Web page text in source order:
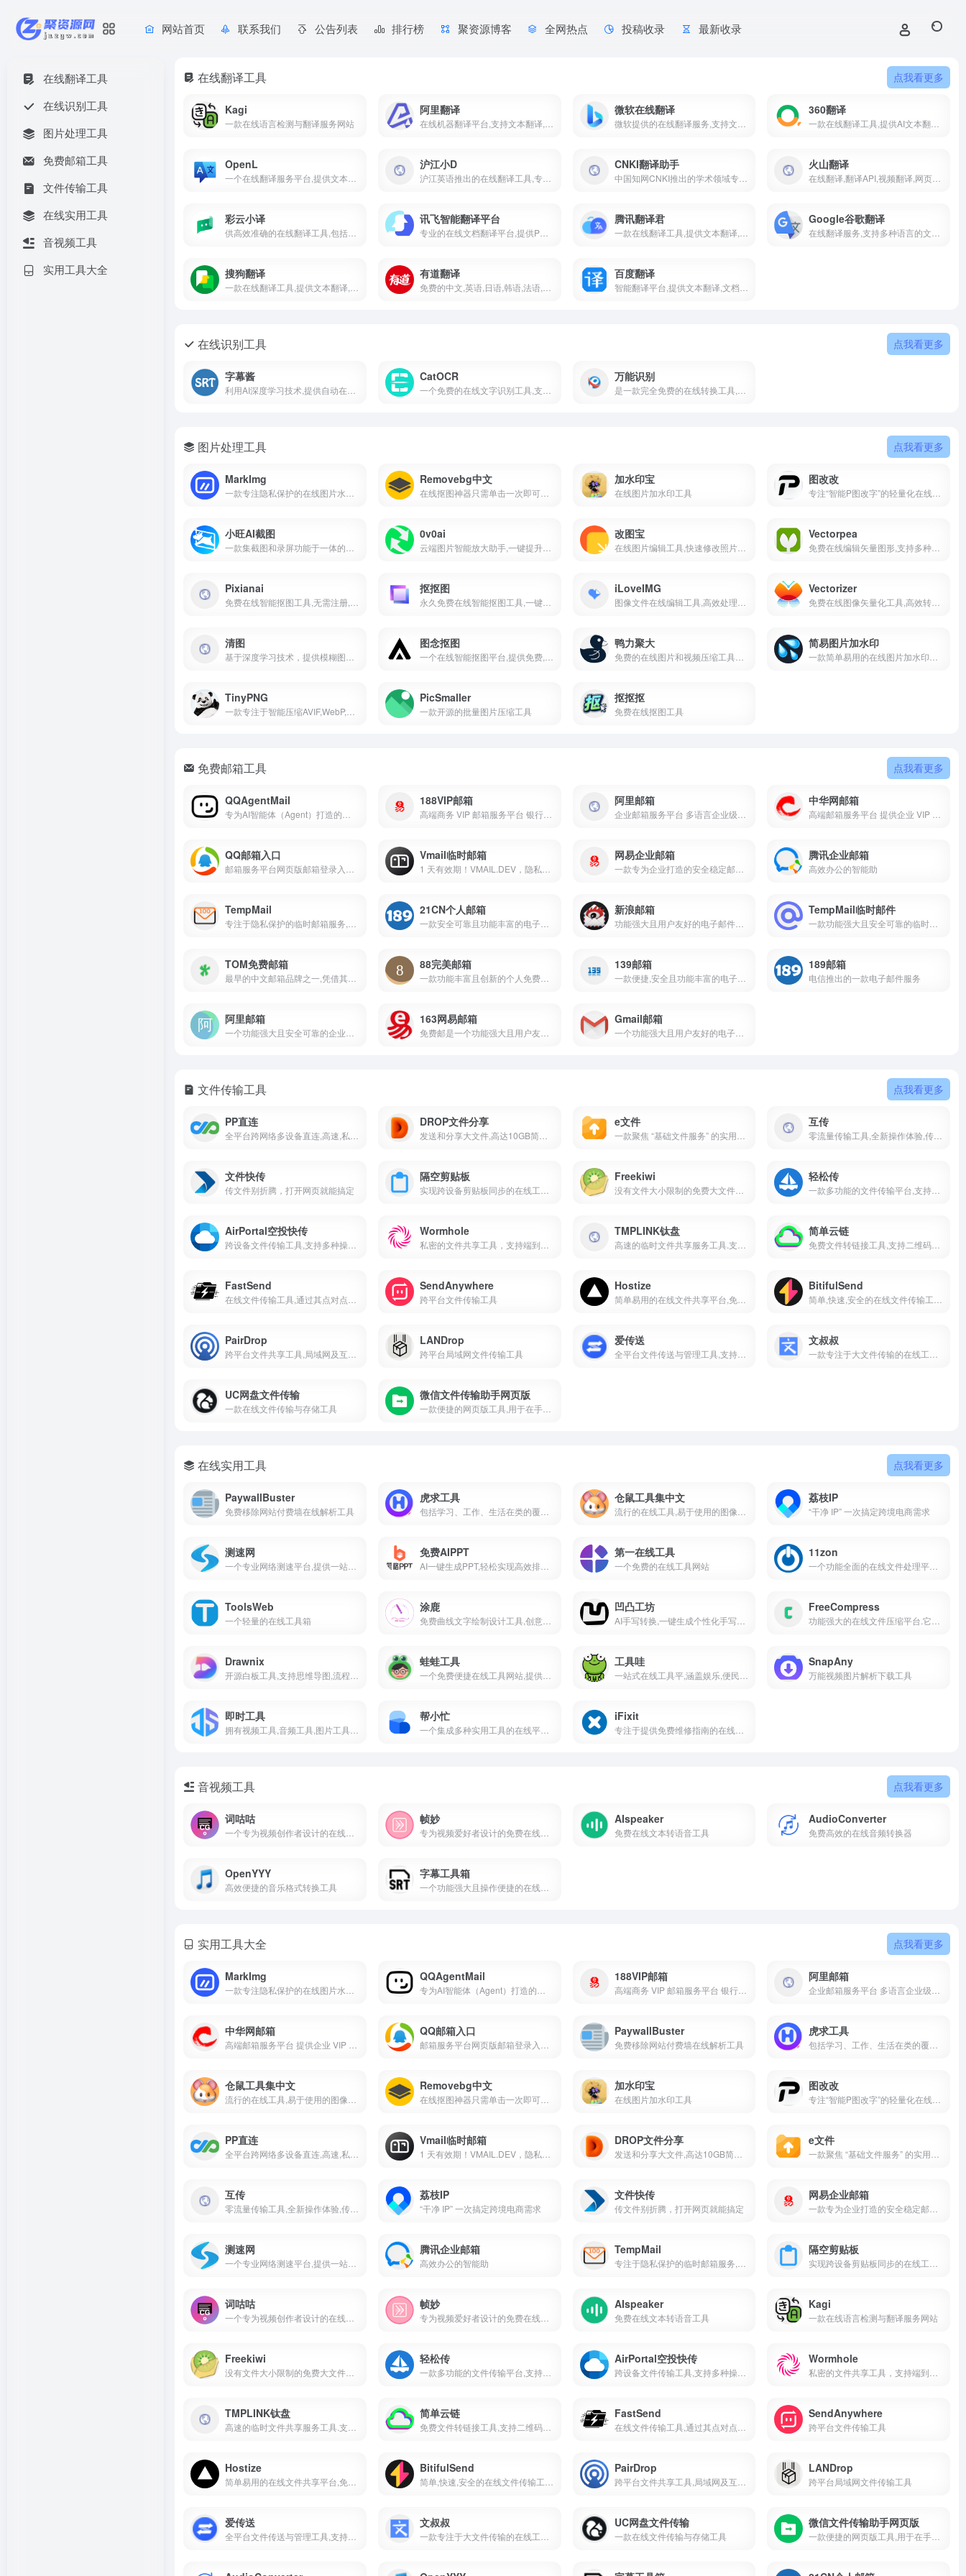
网站首页 联系我们 公告列表 排行榜 聚资源博客 全网热点 投稿收录 最新收录
在线翻译工具
在线识别工具
图片处理工具
免费邮箱工具
文件传输工具
在线实用工具
音视频工具
实用工具大全
在线翻译工具 点我看更多
Kagi
一款在线语言检测与翻译服务网站
阿里翻译 微软在线翻译 360翻译
OpenL 沪江小D
沪江英语推出的在线翻译工具,专注于提供多语种的全文翻译服务
CNKI翻译助手
中国知网CNKI推出的学术领域专用的机器翻译工具,旨在为学术研究和专业领域提供高效,准确的翻译服务
火山翻译
彩云小译 讯飞智能翻译平台
专业的在线文档翻译平台,提供PDF/Word/Excel/PPT文件翻译,图片识别翻译,在线翻译等服务
腾讯翻译君 Google谷歌翻译
搜狗翻译 有道翻译 百度翻译
在线识别工具 点我看更多
字幕酱 CatOCR 万能识别
图片处理工具 点我看更多
MarkImg Removebg中文
在线抠图神器只需单击一次即可在5秒内自动删除图像背景
加水印宝
在线图片加水印工具
图改改
小旺AI截图 0v0ai
云端图片智能放大助手,一键提升图像清晰度免费抠图功能
改图宝
在线图片编辑工具,快速修改照片大小,尺寸与背景颜色
Vectorpea
Pixianai 抠抠图
永久免费在线智能抠图工具,一键抠图无水印
iLoveIMG Vectorizer
清图 图念抠图 鸭力聚大 简易图片加水印
TinyPNG PicSmaller
一款开源的批量图片压缩工具
抠抠抠
免费在线抠图工具
免费邮箱工具 点我看更多
QQAgentMail 188VIP邮箱
高端商务 VIP 邮箱服务平台 银行级安全防护 50 项实用特权 适配精英人士商务办公高效邮件需求
阿里邮箱 中华网邮箱
QQ邮箱入口 Vmail临时邮箱 网易企业邮箱
一款专为企业打造的安全稳定邮箱服务
腾讯企业邮箱
高效办公的智能助
TempMail 21CN个人邮箱
一款安全可靠且功能丰富的电子邮件服务,特别适合注重隐私保护和邮件安全的用户
新浪邮箱
功能强大且用户友好的电子邮件服务,适合个人用户和专业人士
TempMail临时邮件
TOM免费邮箱 88完美邮箱
一款功能丰富且创新的个人免费邮箱服务
139邮箱
一款便捷,安全且功能丰富的电子邮件服务
189邮箱
电信推出的一款电子邮件服务
阿里邮箱 163网易邮箱 Gmail邮箱
一个功能强大且用户友好的电子邮件服务网站
文件传输工具 点我看更多
PP直连 DROP文件分享
发送和分享大文件,高达10GB简单文件共享平台
e文件 互传
文件快传
传文件别折腾，打开网页就能搞定
隔空剪贴板 Freekiwi
没有文件大小限制的免费大文件传输服务工具,支持断点续传和端到端加密
轻松传
AirPortal空投快传 Wormhole TMPLINK钛盘 简单云链
FastSend SendAnywhere
跨平台文件传输工具
Hostize BitifulSend
PairDrop LANDrop
跨平台局域网文件传输工具
爱传送
全平台文件传送与管理工具,支持多种格式
文叔叔
UC网盘文件传输
一款在线文件传输与存储工具
微信文件传输助手网页版
一款便捷的网页版工具,用于在手机和电脑之间轻松传输文件
在线实用工具 点我看更多
PaywallBuster
免费移除网站付费墙在线解析工具
虎求工具
包括学习、工作、生活在类的覆盖各行各业的实用工具生活服务、金融理财、教育学习、健康养生、实用计算、休闲娱乐六大类工具
仓鼠工具集中文 荔枝IP
“干净 IP” 一次搞定跨境电商需求
测速网 免费AIPPT
AI一键生成PPT,轻松实现高效排版与制作
第一在线工具
一个免费的在线工具网站
11zon
ToolsWeb
一个轻量的在线工具箱
涂鹿
免费曲线文字绘制设计工具,创意设计,路径文字生成
凹凸工坊
AI手写转换,一键生成个性化手写文稿
FreeCompress
Drawnix 蛙蛙工具
一个免费便捷在线工具网站,提供语言工具,文本工具,转换工具,编码解码,站长工具等便利一站式多功能在线工具平台
工具哇 SnapAny
万能视频图片解析下载工具
即时工具 帮小忙
一个集成多种实用工具的在线平台证件照生成,表情包制作,PDF转换,文字提取,二维码生成,照片修复
iFixit
音视频工具 点我看更多
词咕咕 帧妙 AIspeaker
免费在线文本转语音工具
AudioConverter
免费高效的在线音频转换器
OpenYYY
高效便捷的音乐格式转换工具
字幕工具箱
实用工具大全 点我看更多
MarkImg QQAgentMail 188VIP邮箱
高端商务 VIP 邮箱服务平台 银行级安全防护 50 项实用特权 适配精英人士商务办公高效邮件需求
阿里邮箱
中华网邮箱 QQ邮箱入口 PaywallBuster
免费移除网站付费墙在线解析工具
虎求工具
仓鼠工具集中文 Removebg中文
在线抠图神器只需单击一次即可在5秒内自动删除图像背景
加水印宝
在线图片加水印工具
图改改
PP直连 Vmail临时邮箱 DROP文件分享
发送和分享大文件,高达10GB简单文件共享平台
e文件
互传 荔枝IP
“干净 IP” 一次搞定跨境电商需求
文件快传
传文件别折腾，打开网页就能搞定
网易企业邮箱
测速网 腾讯企业邮箱
高效办公的智能助
TempMail 隔空剪贴板
词咕咕 帧妙 AIspeaker
免费在线文本转语音工具
Kagi
一款在线语言检测与翻译服务网站
Freekiwi 轻松传
一款多功能的文件传输平台,支持文件,文本,屏幕和实时视频的传输
AirPortal空投快传
跨设备文件传输工具,支持多种操作系统,便捷高效
Wormhole
TMPLINK钛盘 简单云链
免费文件转链接工具,支持二维码生成,快速分享文件
FastSend SendAnywhere
跨平台文件传输工具
Hostize BitifulSend PairDrop LANDrop
跨平台局域网文件传输工具
爱传送 文叔叔 UC网盘文件传输
一款在线文件传输与存储工具
微信文件传输助手网页版